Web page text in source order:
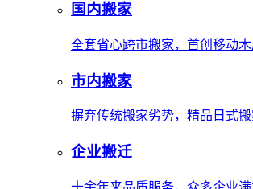
国内搬家
全套省心跨市搬家，首创移动
市内搬家
摒弃传统搬家劣势，精品日式
企业搬迁